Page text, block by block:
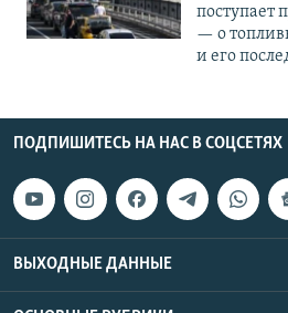
поступает
— о
и его
ПОДПИШИТЕСЬ НА НАС В СОЦСЕТЯХ
ВЫХОДНЫЕ ДАННЫЕ